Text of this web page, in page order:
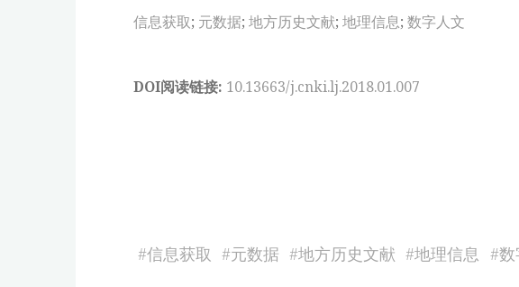
信息获取; 元数据; 地方历史文献; 地理信息; 数字人文
DOI阅读链接: 10.13663/j.cnki.lj.2018.01.007
#信息获取 #元数据 #地方历史文献 #地理信息 #数